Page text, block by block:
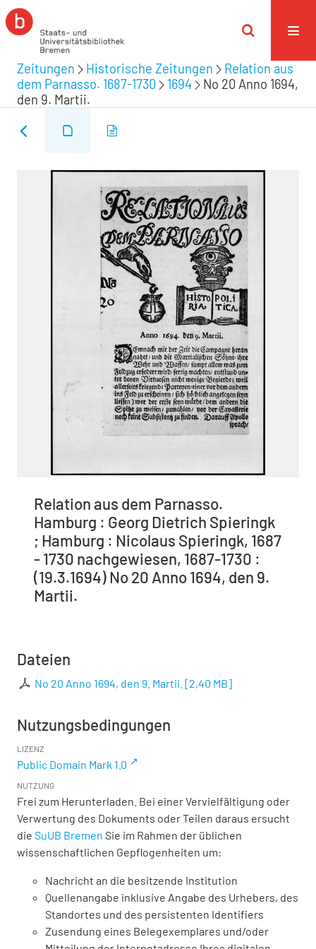
Zeitungen Historische Zeitungen
Relation aus
dem Parnasso. 1687-1730
1694
No 20 Anno 1694,
den 9. Martii.
Relation aus dem Parnasso.
Hamburg : Georg Dietrich Spieringk
; Hamburg : Nicolaus Spieringk, 1687
- 1730 nachgewiesen, 1687-1730 :
(19.3.1694) No 20 Anno 1694, den 9.
Martii.
Dateien
No 20 Anno 1694, den 9. Martii. [2,40 MB]
Nutzungsbedingungen
LIZENZ
Public Domain Mark 1.0
NUTZUNG
Frei zum Herunterladen. Bei einer Vervielfältigung oder
Verwertung des Dokuments oder Teilen daraus ersucht
die SuUB Bremen Sie im Rahmen der üblichen
wissenschaftlichen Gepflogenheiten um:
Nachricht an die besitzende Institution
Quellenangabe inklusive Angabe des Urhebers, des
Standortes und des persistenten Identifiers
Zusendung eines Belegexemplares und/oder